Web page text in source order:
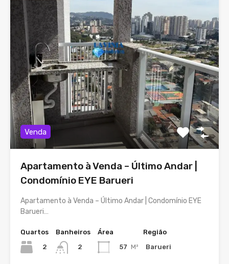
Venda
Apartamento à Venda – Último Andar |
Condomínio EYE Barueri
Apartamento à Venda – Último Andar | Condomínio EYE
Barueri…
Quartos
2
Banheiros
2
Área
57 M²
Região
Barueri